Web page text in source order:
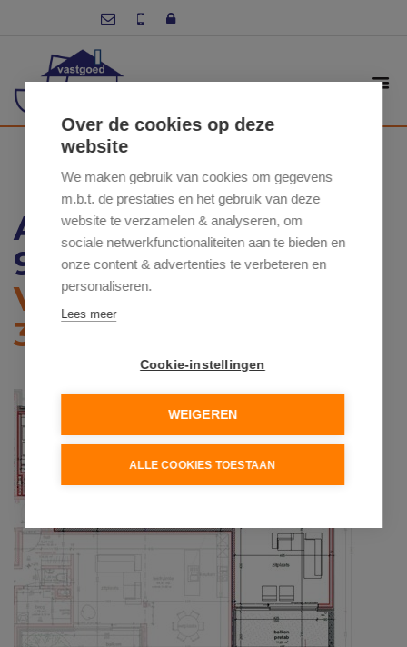
ARESTRAAT 6 / 102,
9550 HERZELE
VRAAGPRIJS: €
389 500
Over de cookies op deze
website
We maken gebruik van cookies om gegevens
m.b.t. de prestaties en het gebruik van deze
website te verzamelen & analyseren, om
sociale netwerkfunctionaliteiten aan te bieden en
onze content & advertenties te verbeteren en
personaliseren.
Lees meer
Cookie-instellingen
WEIGEREN
ALLE COOKIES TOESTAAN